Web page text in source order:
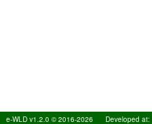
e-WLD v1.2.0 © 2016-2026 Developed at: